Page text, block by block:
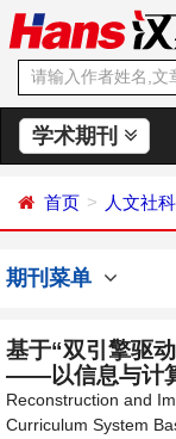
学术期刊
首页 人文社科
期刊菜单
基于“双引擎驱
——以信息与计
Reconstruction and
Curriculum System